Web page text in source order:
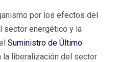
por los efectos del
sector energético y la
Suministro de Último
la liberalización del sector